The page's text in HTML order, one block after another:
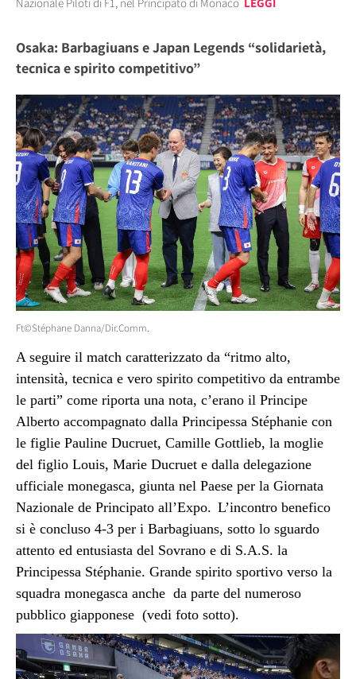
Osaka: Barbagiuans e Japan Legends “solidarietà,
tecnica e spirito competitivo”
Ft©Stéphane Danna/Dir.Comm.
A seguire il match caratterizzato da “ritmo alto,
intensità, tecnica e vero spirito competitivo da entrambe
le parti” come riporta una nota, c’erano il Principe
Alberto accompagnato dalla Principessa Stéphanie con
le figlie Pauline Ducruet, Camille Gottlieb, la moglie
del figlio Louis, Marie Ducruet e dalla delegazione
ufficiale monegasca, giunta nel Paese per la Giornata
Nazionale de Principato all’Expo. L’incontro benefico
si è concluso 4-3 per i Barbagiuans, sotto lo sguardo
attento ed entusiasta del Sovrano e di S.A.S. la
Principessa Stéphanie. Grande spirito sportivo verso la
squadra monegasca anche da parte del numeroso
pubblico giapponese (vedi foto sotto).